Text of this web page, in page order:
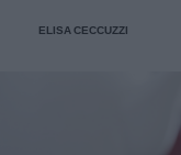
ELISA CECCUZZI